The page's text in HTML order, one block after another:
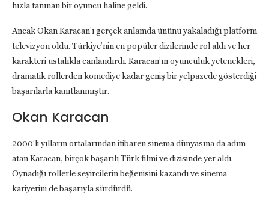
hızla tanınan bir oyuncu haline geldi.
Ancak Okan Karacan’ı gerçek anlamda ününü yakaladığı platform
televizyon oldu. Türkiye’nin en popüler dizilerinde rol aldı ve her
karakteri ustalıkla canlandırdı. Karacan’ın oyunculuk yetenekleri,
dramatik rollerden komediye kadar geniş bir yelpazede gösterdiği
başarılarla kanıtlanmıştır.
Okan Karacan
2000’li yılların ortalarından itibaren sinema dünyasına da adım
atan Karacan, birçok başarılı Türk filmi ve dizisinde yer aldı.
Oynadığı rollerle seyircilerin beğenisini kazandı ve sinema
kariyerini de başarıyla sürdürdü.